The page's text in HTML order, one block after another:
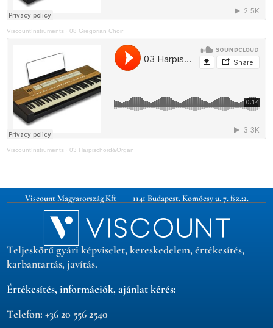
ViscountInstruments ·08 Gregorian Choir
ViscountInstruments ·03 Harpischord&Organ
Viscount Magyarország Kft 1141 Budapest. Komócsy u. 7. fsz.:2.
Teljeskörű gyári képviselet, kereskedelem, értékesítés,
karbantartás, javítás.
Értékesítés, információk, ajánlat kérés:
Telefon: +36 20 556 2540